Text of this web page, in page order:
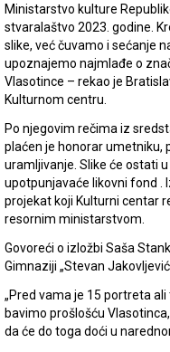
Ministarstvo kulture
stvaralaštvo 2023. godine.
slike, već čuvamo i sećanje
upoznajemo najmlađe o
Vlasotince – rekao je
Kulturnom centru.
Po njegovim rečima iz
plaćen je honorar umetniku,
uramljivanje. Slike će ostati
upotpunjavaće likovni fond .
projekat koji Kulturni centar
resornim ministarstvom.
Govoreći o izložbi Saša
Gimnaziji „Stevan
„Pred vama je 15 portreta
bavimo prošlošću
da će do toga doći u